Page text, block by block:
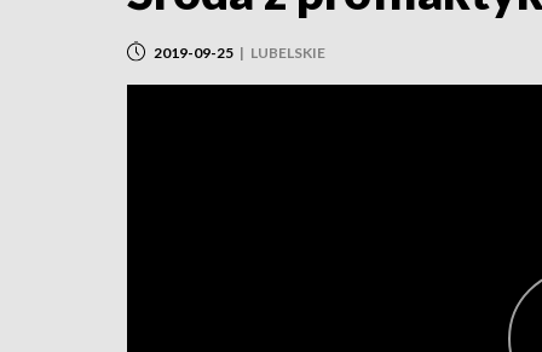
2019-09-25 | LUBELSKIE